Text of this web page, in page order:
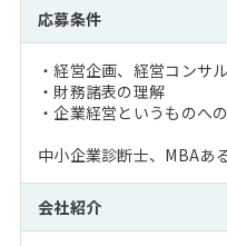
応募条件
・経営企画、経営コンサ
・財務諸表の理解
・企業経営というものへ
中小企業診断士、MBAあ
会社紹介